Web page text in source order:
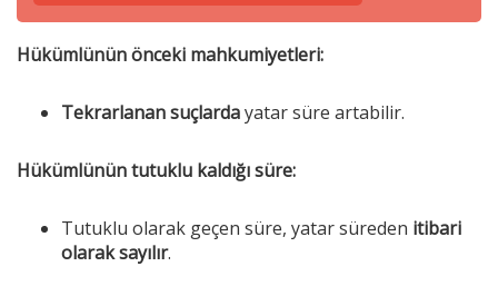
Hükümlünün önceki mahkumiyetleri:
Tekrarlanan suçlardayatar süre artabilir.
Hükümlünün tutuklu kaldığı süre:
Tutuklu olarak geçen süre, yatar süreden itibari
olarak sayılır.